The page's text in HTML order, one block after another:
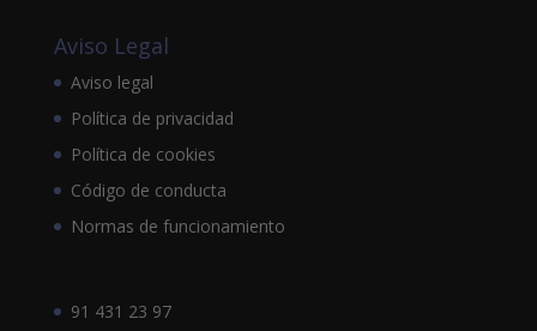
Aviso Legal
Aviso legal
Política de privacidad
Política de cookies
Código de conducta
Normas de funcionamiento
91 431 23 97